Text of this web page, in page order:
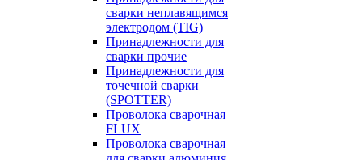
сварки неплавящимся
электродом (TIG)
Принадлежности для
сварки прочие
Принадлежности для
точечной сварки
(SPOTTER)
Проволока сварочная
FLUX
Проволока сварочная